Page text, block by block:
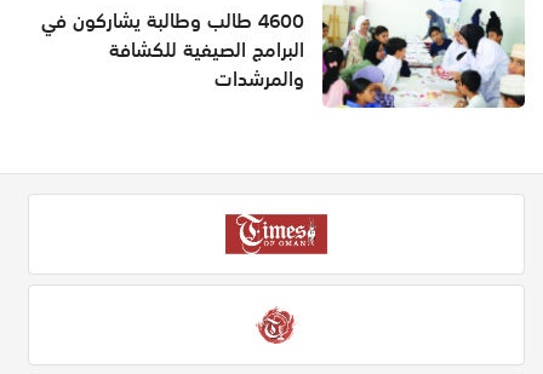
4600 طالب وطالبة يشاركون في
البرامج الصيفية للكشافة
والمرشدات